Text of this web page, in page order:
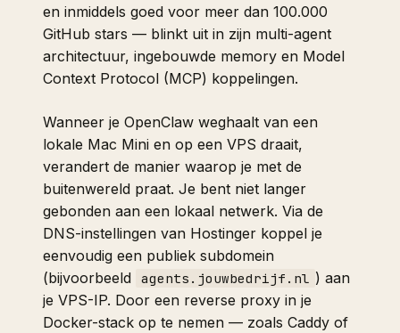
en inmiddels goed voor meer dan 100.000
GitHub stars — blinkt uit in zijn multi-agent
architectuur, ingebouwde memory en Model
Context Protocol (MCP) koppelingen.
Wanneer je OpenClaw weghaalt van een
lokale Mac Mini en op een VPS draait,
verandert de manier waarop je met de
buitenwereld praat. Je bent niet langer
gebonden aan een lokaal netwerk. Via de
DNS-instellingen van Hostinger koppel je
eenvoudig een publiek subdomein
(bijvoorbeeld agents.jouwbedrijf.nl ) aan
je VPS-IP. Door een reverse proxy in je
Docker-stack op te nemen — zoals Caddy of